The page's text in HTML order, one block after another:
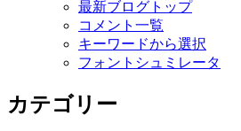
ョ
最新ブログトップ
コメント一覧
キーワードから選択
フォントシュミレータ
カテゴリー